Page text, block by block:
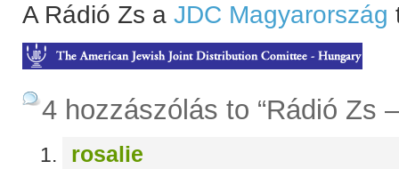
A Rádió Zs a JDC Magyarország
4 hozzászólás to “Rádió Zs
rosalie